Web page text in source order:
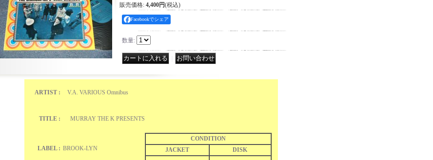
販売価格: 4,400円(税込)
Facebookでシェア
数量:
ARTIST : V.A. VARIOUS Omnibus
TITLE : MURRAY THE K PRESENTS
LABEL : BROOK-LYN
CONDITION
JACKET
DISK